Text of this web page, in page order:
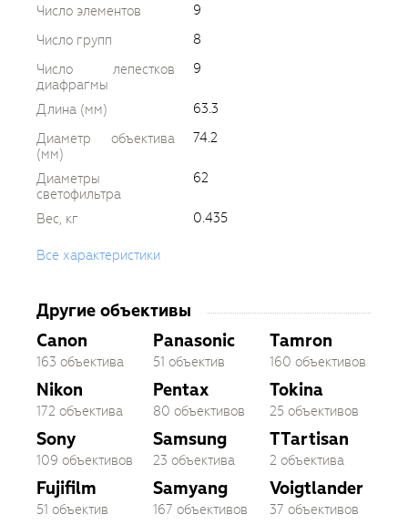
Число элементов
9
Число групп
8
Число лепестков
диафрагмы
9
Длина (мм)
63.3
Диаметр объектива
(мм)
74.2
Диаметры
светофильтра
62
Вес, кг 0.435
Все характеристики
Другие объективы
Canon
163 объектива
Nikon
172 объектива
Sony
109 объективов
Fujifilm
51 объектив
Panasonic
51 объектив
Pentax
80 объективов
Samsung
23 объектива
Samyang
167 объективов
Tamron
160 объективов
Tokina
25 объективов
TTartisan
2 объектива
Voigtlander
37 объективов